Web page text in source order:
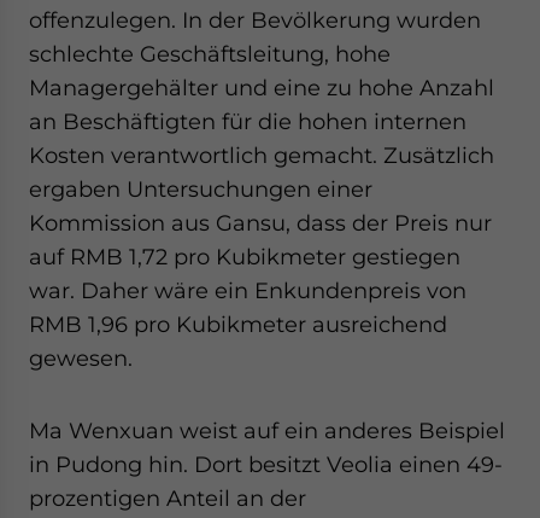
offenzulegen. In der Bevölkerung wurden
schlechte Geschäftsleitung, hohe
Managergehälter und eine zu hohe Anzahl
an Beschäftigten für die hohen internen
Kosten verantwortlich gemacht. Zusätzlich
ergaben Untersuchungen einer
Kommission aus Gansu, dass der Preis nur
auf RMB 1,72 pro Kubikmeter gestiegen
war. Daher wäre ein Enkundenpreis von
RMB 1,96 pro Kubikmeter ausreichend
gewesen.
Ma Wenxuan weist auf ein anderes Beispiel
in Pudong hin. Dort besitzt Veolia einen 49-
prozentigen Anteil an der